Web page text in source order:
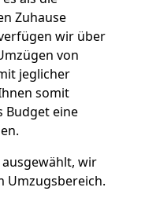
Zuhause
wir über
von
jeglicher
somit
Budget eine
wir
Umzugsbereich.